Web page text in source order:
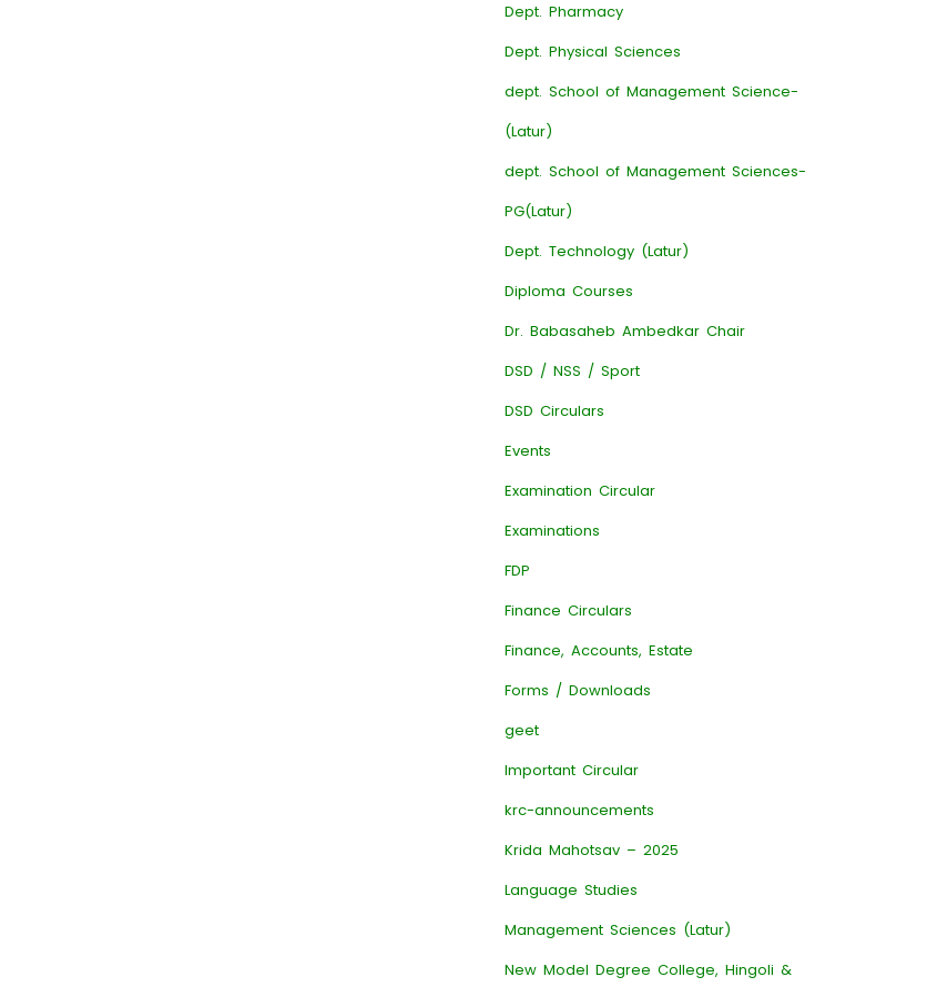
Dept. Pharmacy
Dept. Physical Sciences
dept. School of Management Science-
(Latur)
dept. School of Management Sciences-
PG(Latur)
Dept. Technology (Latur)
Diploma Courses
Dr. Babasaheb Ambedkar Chair
DSD / NSS / Sport
DSD Circulars
Events
Examination Circular
Examinations
FDP
Finance Circulars
Finance, Accounts, Estate
Forms / Downloads
geet
Important Circular
krc-announcements
Krida Mahotsav – 2025
Language Studies
Management Sciences (Latur)
New Model Degree College, Hingoli &